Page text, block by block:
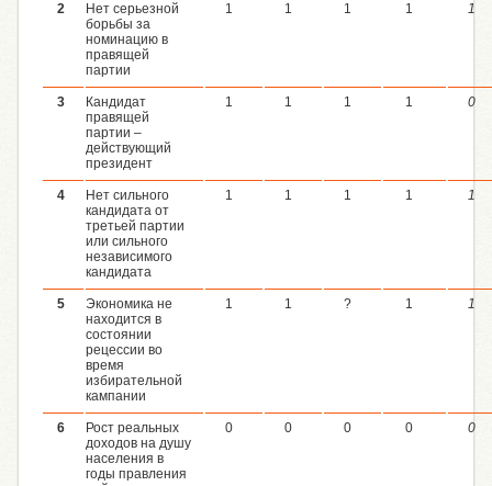
2
Нет серьезной
борьбы за
номинацию в
правящей
партии
1 1 1 1 1
3
Кандидат
правящей
партии –
действующий
президент
1 1 1 1 0
4
Нет сильного
кандидата от
третьей партии
или сильного
независимого
кандидата
1 1 1 1 1
5
Экономика не
находится в
состоянии
рецессии во
время
избирательной
кампании
1 1 ? 1 1
6
Рост реальных
доходов на душу
населения в
годы правления
0 0 0 0 0